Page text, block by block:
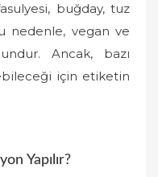
buğday, tuz
nedenle, vegan ve
Ancak, bazı
için etiketin
Yapılır?